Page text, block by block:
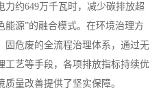
约649万千瓦时，减少碳排放超
能源”的融合模式。在环境治理方
固危废的全流程治理体系，通过无
工艺等手段，各项排放指标持续优
量改善提供了坚实保障。